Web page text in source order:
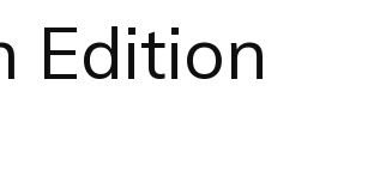
Edition